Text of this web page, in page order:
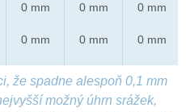
0 mm
0 mm
0 mm
0 mm
0 mm
0 mm
že spadne alespoň 0,1 mm
možný úhrn srážek,